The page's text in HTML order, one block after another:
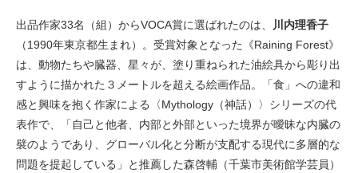
出品作家33名（組）からVOCA賞に選ばれたのは、
川内理香子
（1990年東京都生まれ）。受賞対象となった《Raining Forest》
は、動物たちや臓器、星々が、塗り重ねられた油絵具から彫り出
すように描かれた３メートルを超える絵画作品。「食」への違和
感と興味を抱く作家による〈Mythology（神話）〉シリーズの代
表作で、「自己と他者、内部と外部といった境界が曖昧な内臓の
襞のようであり、グローバル化と分断が支配する現代に多層的な
問題を提起している」と推薦した森啓輔（千葉市美術館学芸員）